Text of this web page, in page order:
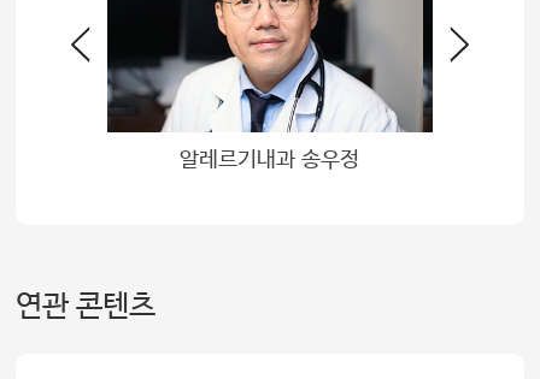
알레르기내과 송우정
연관 콘텐츠